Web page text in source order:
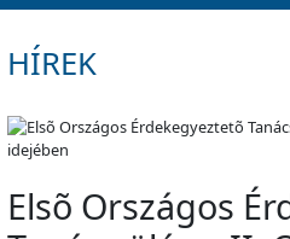
HÍREK
Elsõ Országos